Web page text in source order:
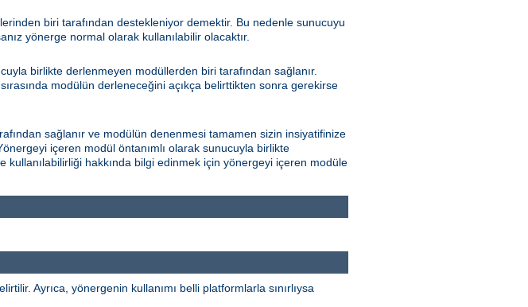
biri tarafından destekleniyor demektir. Bu nedenle sunucuyu
yönerge normal olarak kullanılabilir olacaktır.
birlikte derlenmeyen modüllerden biri tarafından sağlanır.
modülün derleneceğini açıkça belirttikten sonra gerekirse
sağlanır ve modülün denenmesi tamamen sizin insiyatifinize
içeren modül öntanımlı olarak sunucuyla birlikte
kullanılabilirliği hakkında bilgi edinmek için yönergeyi içeren modüle
Ayrıca, yönergenin kullanımı belli platformlarla sınırlıysa